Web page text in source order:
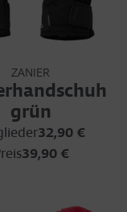
ZANIER
grün
32,90 €
39,90 €